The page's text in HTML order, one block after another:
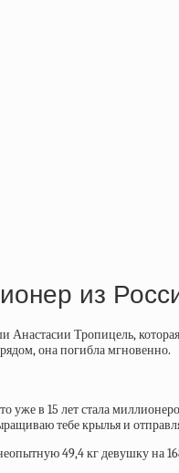
из
Анастасии Тропицель,
она погибла мгновенно.
уже в 15 лет стала
тебе крылья и
49,4 кг девушку на